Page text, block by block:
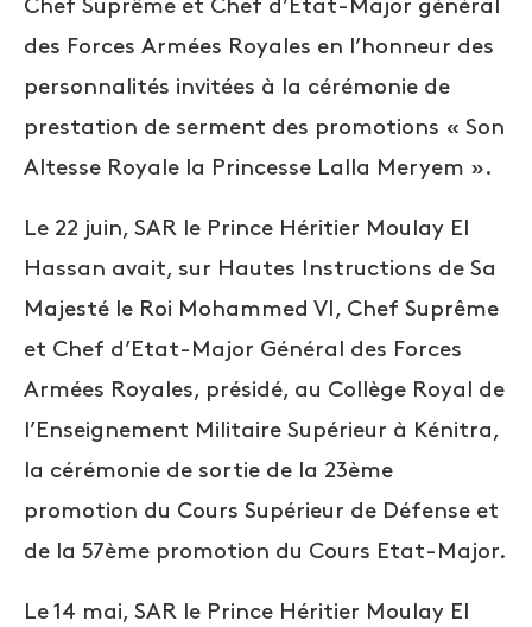
Chef Suprême et Chef d’Etat-Major général
des Forces Armées Royales en l’honneur des
personnalités invitées à la cérémonie de
prestation de serment des promotions « Son
Altesse Royale la Princesse Lalla Meryem ».
Le 22 juin, SAR le Prince Héritier Moulay El
Hassan avait, sur Hautes Instructions de Sa
Majesté le Roi Mohammed VI, Chef Suprême
et Chef d’Etat-Major Général des Forces
Armées Royales, présidé, au Collège Royal de
l’Enseignement Militaire Supérieur à Kénitra,
la cérémonie de sortie de la 23ème
promotion du Cours Supérieur de Défense et
de la 57ème promotion du Cours Etat-Major.
Le 14 mai, SAR le Prince Héritier Moulay El